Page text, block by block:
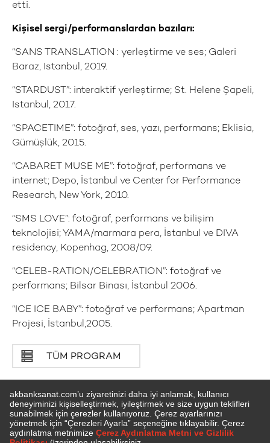
etti.
Kişisel sergi/performanslardan bazıları:
“SANS TRANSLATION : yerleştirme ve ses; Galeri
Baraz, Istanbul, 2019.
“STARDUST”: interaktif yerleştirme; St. Helene Şapeli,
Istanbul, 2017.
“SPACETIME”: fotoğraf, ses, yazı, performans; Eklisia,
Gümüşlük, 2015.
“CABARET MUSE ME”: fotoğraf, performans ve
internet; Depo, İstanbul ve Center for Performance
Research, New York, 2010.
“SMS LOVE”: fotoğraf, performans ve bilişim
teknolojisi; YAMA/marmara pera, İstanbul ve DIVA
residency, Kopenhag, 2008/09.
“CELEB-RATION/CELEBRATION”: fotoğraf ve
performans; Bilsar Binası, İstanbul 2006.
“ICE ICE BABY”: fotoğraf ve performans; Apartman
Projesi, İstanbul,2005.
TÜM PROGRAM